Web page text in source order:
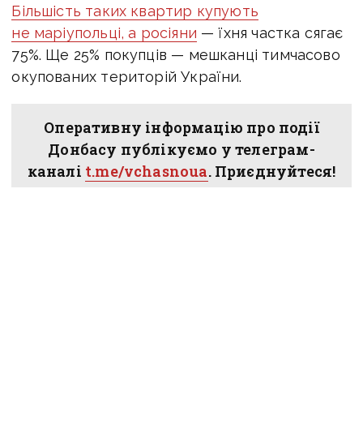
Більшість таких квартир купують
не маріупольці, а росіяни — їхня частка сягає
75%. Ще 25% покупців — мешканці тимчасово
окупованих територій України.
Оперативну інформацію про події
Донбасу публікуємо у телеграм-
каналі t.me/vchasnoua. Приєднуйтеся!